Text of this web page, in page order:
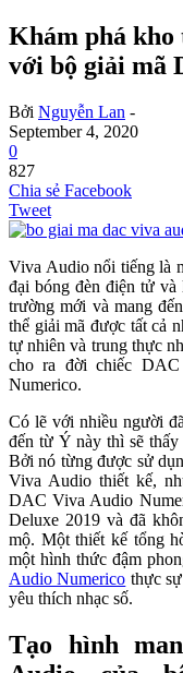
Khám phá kho
với bộ giải mã
Bởi Nguyễn Lan -
September 4, 2020
0
827
Chia sẻ Facebook
Tweet
Viva Audio nổi tiếng là
đại bóng đèn điện tử và
trường mới và mang
thể giải mã được tất cả
tự nhiên và trung thực
cho ra đời chiếc
Numerico.
Có lẽ với nhiều người
đến từ Ý này thì sẽ
Bởi nó từng được sử
Viva Audio thiết kế,
DAC Viva Audio
Deluxe 2019 và đã
mộ. Một thiết kế tổng
một hình thức đậm
Audio Numerico thực
yêu thích nhạc số.
Tạo hình